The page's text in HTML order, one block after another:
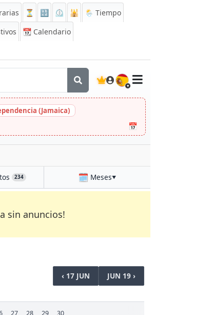
⏳ 🔡 ⏲️ 🕌
🌦️ Tiempo
📆 Calendario
🇪🇸
(Jamaica)
📅
234 🗓️ Meses▼
sin anuncios!
‹ 17 JUN JUN 19 ›